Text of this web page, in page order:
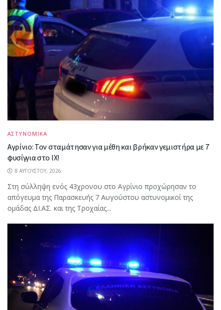
ΑΣΤΥΝΟΜΙΚΑ
Αγρίνιο: Τον σταμάτησαν για μέθη και βρήκαν γεμιστήρα με 7
φυσίγγια στο ΙΧ!
8 ΑΥΓΟΎΣΤΟΥ, 2026
Στη σύλληψη ενός 43χρονου στο Αγρίνιο προχώρησαν το
απόγευμα της Παρασκευής 7 Αυγούστου αστυνομικοί της
ομάδας ΔΙ.ΑΣ. και της Τροχαίας...